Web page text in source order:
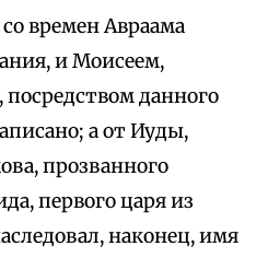
со времен Авраама
и Моисеем,
данного
а от Иуды,
прозванного
первого царя из
наконец, имя